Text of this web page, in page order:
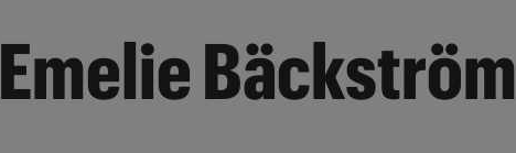
Emelie Bäckström